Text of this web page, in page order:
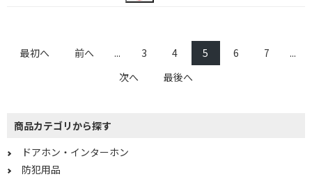
最初へ 前へ ... 3 4 5 6 7
...
次へ
最後へ
商品カテゴリから探す
ドアホン・インターホン
防犯用品
無
ボイスチェンジ機能で絞り込む
SDカード録画機能で絞り込む
有